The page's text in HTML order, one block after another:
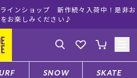
インショップ 新作続々入荷中！是非お
お楽しみください♪
会員登録
SNOW SKATE